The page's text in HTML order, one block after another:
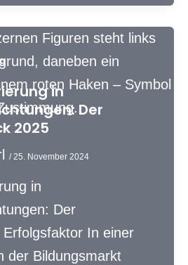
in
Der
2025
/25. November 2024
in
Der
In einer
der Bildungsmarkt